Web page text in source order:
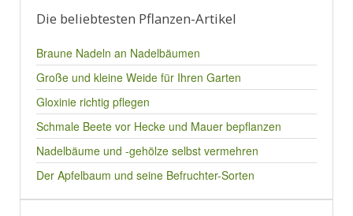
Die beliebtesten Pflanzen-Artikel
Braune Nadeln an Nadelbäumen
Große und kleine Weide für Ihren Garten
Gloxinie richtig pflegen
Schmale Beete vor Hecke und Mauer bepflanzen
Nadelbäume und -gehölze selbst vermehren
Der Apfelbaum und seine Befruchter-Sorten